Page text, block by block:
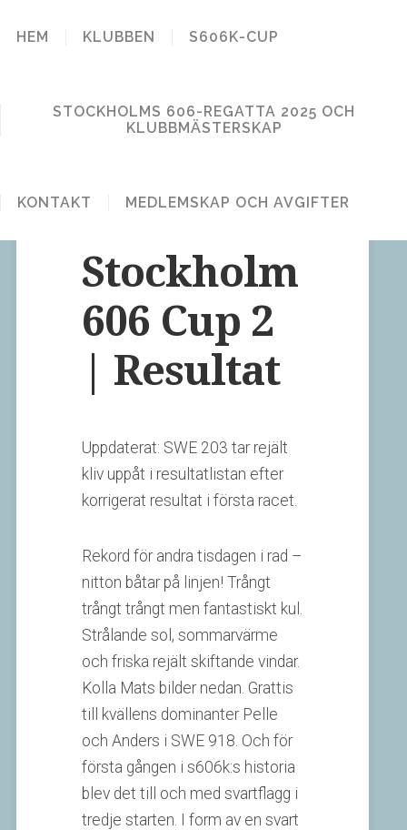
HEM KLUBBEN S606K-CUP
STOCKHOLMS 606-REGATTA 2025 OCH
KLUBBMÄSTERSKAP
KONTAKT MEDLEMSKAP OCH AVGIFTER
STOCKHOLM
606 KLUBB
9 Comments
Stockholm
606 Cup 2
| Resultat
Uppdaterat: SWE 203 tar rejält
kliv uppåt i resultatlistan efter
korrigerat resultat i första racet.
Rekord för andra tisdagen i rad –
nitton båtar på linjen! Trångt
trångt trångt men fantastiskt kul.
Strålande sol, sommarvärme
och friska rejält skiftande vindar.
Kolla Mats bilder nedan. Grattis
till kvällens dominanter Pelle
och Anders i SWE 918. Och för
första gången i s606k:s historia
blev det till och med svartflagg i
tredje starten. I form av en svart